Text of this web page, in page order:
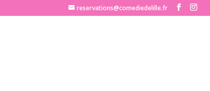
http://www.comediedelille.frreservations@comediedelille.fr